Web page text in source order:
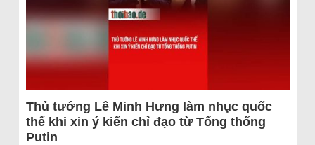
Thủ tướng Lê Minh Hưng làm nhục quốc
thể khi xin ý kiến chỉ đạo từ Tổng thống
Putin